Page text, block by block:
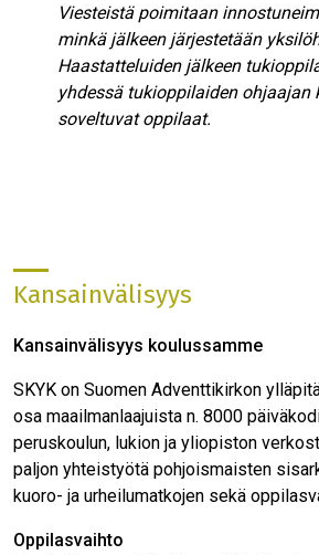
Viesteistä poimitaan
minkä jälkeen järjestetään
Haastatteluiden jälkeen
yhdessä tukioppilaiden ohjaajan
soveltuvat oppilaat.
Kansainvälisyys
Kansainvälisyys koulussamme
SKYK on Suomen Adventtikirkon
osa maailmanlaajuista n. 8000
peruskoulun, lukion ja yliopiston
paljon yhteistyötä pohjoismaisten
kuoro- ja urheilumatkojen sekä
Oppilasvaihto